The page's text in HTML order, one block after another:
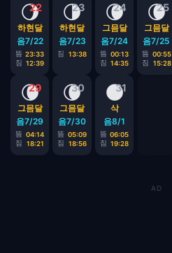
22
🌖
하현달
음7/22
뜸 23:33
짐 12:39
23
🌗
하현달
음7/23
짐 13:38
24
🌘
그믐달
음7/24
뜸 00:13
짐 14:35
25
🌘
그믐달
음7/25
뜸 00:55
짐
15:28
29
🌘
그믐달
음7/29
뜸 04:14
짐
18:21
30
🌘
그믐달
음7/30
뜸 05:09
짐
18:56
31
🌑
삭
음8/1
뜸 06:05
짐 19:28
AD